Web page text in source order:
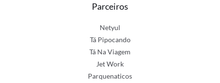
Parceiros
Netyul
Tá Pipocando
Tá Na Viagem
Jet Work
Parquenaticos